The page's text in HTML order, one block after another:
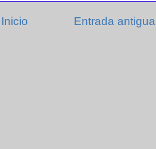
Entrada antigua
Inicio